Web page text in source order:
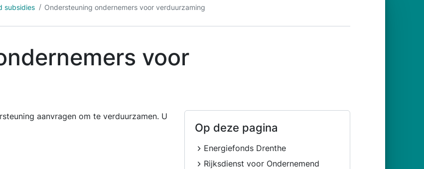
subsidies Ondersteuning ondernemers voor verduurzaming
voor
aanvragen om te verduurzamen. U
Op deze pagina
Energiefonds Drenthe
Rijksdienst voor Ondernemend